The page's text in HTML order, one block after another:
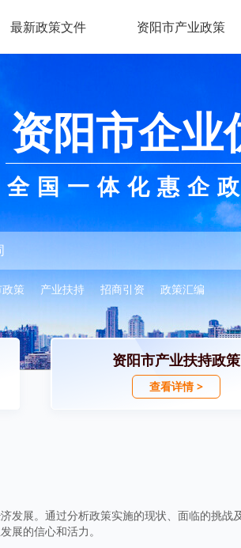
最新政策文件 资阳市产业政策
资阳市企业
全国一体化惠企
策 产业扶持 招商引资 政策汇编
资阳市产业扶持政策
查看详情 >
展。通过分析政策实施的现状、面临的挑战
展的信心和活力。